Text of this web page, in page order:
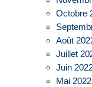
Octobre
Août
Juillet
Juin
Mai 2022